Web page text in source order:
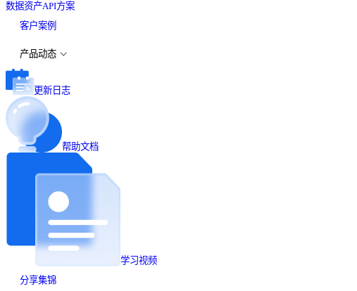
数据资产API方案
客户案例
产品动态
更新日志
帮助文档
学习视频
分享集锦